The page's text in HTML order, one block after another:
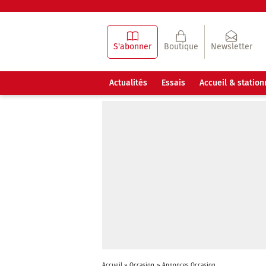
S'abonner Boutique Newsletter
Actualités Essais Accueil &